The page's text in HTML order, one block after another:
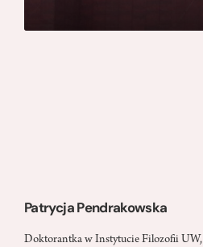
Patrycja Pendrakowska
Doktorantka w Instytucie Filozofii UW,